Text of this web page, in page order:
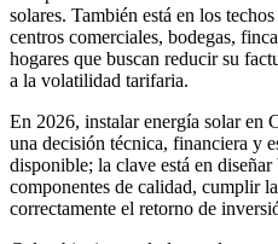
solares. También está en los
centros comerciales, bodegas,
hogares que buscan reducir su
a la volatilidad tarifaria.
En 2026, instalar energía solar en
una decisión técnica, financiera y
disponible; la clave está en
componentes de calidad, cumplir
correctamente el retorno de